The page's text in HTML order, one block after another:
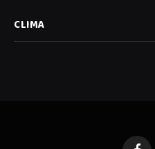
CLIMA